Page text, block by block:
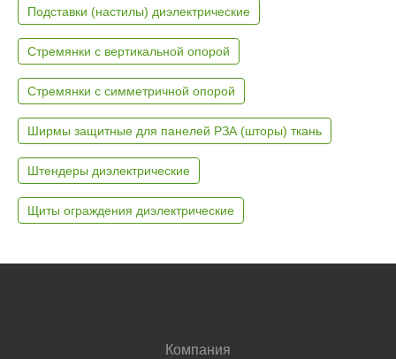
Подставки (настилы) диэлектрические
Стремянки с вертикальной опорой
Стремянки с симметричной опорой
Ширмы защитные для панелей РЗА (шторы) ткань
Штендеры диэлектрические
Щиты ограждения диэлектрические
Компания